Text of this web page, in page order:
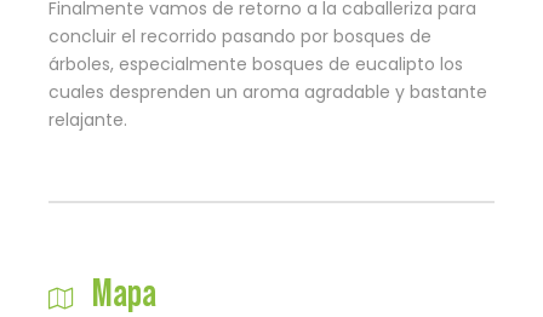
Finalmente vamos de retorno a la caballeriza para
concluir el recorrido pasando por bosques de
árboles, especialmente bosques de eucalipto los
cuales desprenden un aroma agradable y bastante
relajante.
Mapa